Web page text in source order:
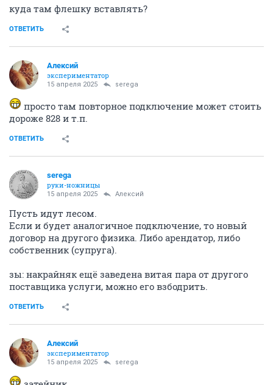
куда там флешку вставлять?
ОТВЕТИТЬ
Алексий
экспериментатор
15 апреля 2025 serega
просто там повторное подключение может стоить
дороже 828 и т.п.
ОТВЕТИТЬ
serega
руки-ножницы
15 апреля 2025 Алексий
Пусть идут лесом.
Если и будет аналогичное подключение, то новый
договор на другого физика. Либо арендатор, либо
собственник (супруга).
зы: накрайняк ещё заведена витая пара от другого
поставщика услуги, можно его взбодрить.
ОТВЕТИТЬ
Алексий
экспериментатор
15 апреля 2025 serega